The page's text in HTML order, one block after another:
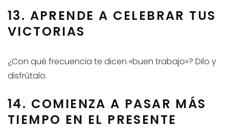
13. APRENDE A CELEBRAR TUS
VICTORIAS
¿Con qué frecuencia te dicen «buen trabajo»? Dilo y
disfrútalo.
14. COMIENZA A PASAR MÁS
TIEMPO EN EL PRESENTE